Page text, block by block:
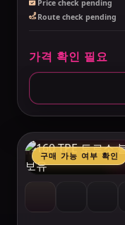
Price check pending
Route check pending
가격 확인 필요
구매 가능 여부 확인